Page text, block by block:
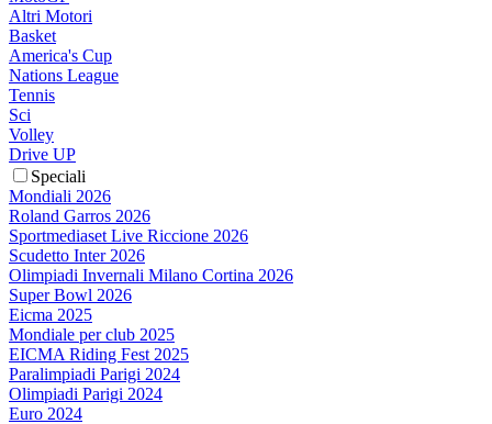
Altri Motori
Basket
America's Cup
Nations League
Tennis
Sci
Volley
Drive UP
Speciali
Mondiali 2026
Roland Garros 2026
Sportmediaset Live Riccione 2026
Scudetto Inter 2026
Olimpiadi Invernali Milano Cortina 2026
Super Bowl 2026
Eicma 2025
Mondiale per club 2025
EICMA Riding Fest 2025
Paralimpiadi Parigi 2024
Olimpiadi Parigi 2024
Euro 2024